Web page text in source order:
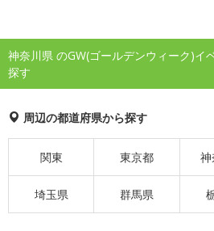
神奈川県 のGW(ゴールデンウィーク)イ
探す
周辺の都道府県から探す
関東 東京都
埼玉県 群馬県